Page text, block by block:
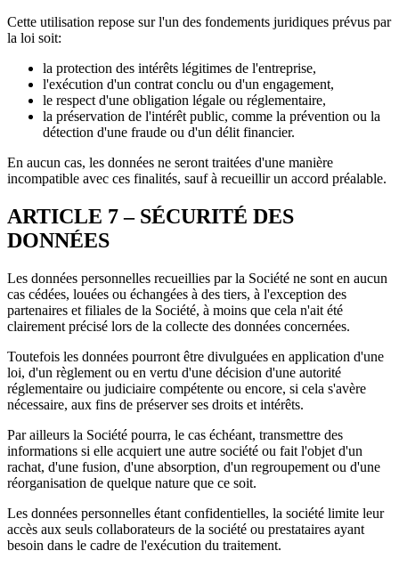
Cette utilisation repose sur l'un des fondements juridiques prévus par
la loi soit:
la protection des intérêts légitimes de l'entreprise,
l'exécution d'un contrat conclu ou d'un engagement,
le respect d'une obligation légale ou réglementaire,
la préservation de l'intérêt public, comme la prévention ou la
détection d'une fraude ou d'un délit financier.
En aucun cas, les données ne seront traitées d'une manière
incompatible avec ces finalités, sauf à recueillir un accord préalable.
ARTICLE 7 – SÉCURITÉ DES
DONNÉES
Les données personnelles recueillies par la Société ne sont en aucun
cas cédées, louées ou échangées à des tiers, à l'exception des
partenaires et filiales de la Société, à moins que cela n'ait été
clairement précisé lors de la collecte des données concernées.
Toutefois les données pourront être divulguées en application d'une
loi, d'un règlement ou en vertu d'une décision d'une autorité
réglementaire ou judiciaire compétente ou encore, si cela s'avère
nécessaire, aux fins de préserver ses droits et intérêts.
Par ailleurs la Société pourra, le cas échéant, transmettre des
informations si elle acquiert une autre société ou fait l'objet d'un
rachat, d'une fusion, d'une absorption, d'un regroupement ou d'une
réorganisation de quelque nature que ce soit.
Les données personnelles étant confidentielles, la société limite leur
accès aux seuls collaborateurs de la société ou prestataires ayant
besoin dans le cadre de l'exécution du traitement.